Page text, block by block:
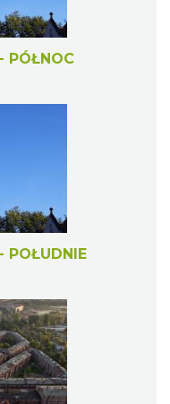
PÓŁNOC
POŁUDNIE